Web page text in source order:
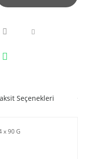
Seçenekleri
x 90 G